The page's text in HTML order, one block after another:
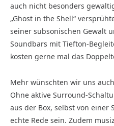
auch nicht besonders
„Ghost in the Shell“
seiner subsonischen Gewalt
Soundbars mit Tiefton-
kosten gerne mal das
Mehr wünschten wir uns
Ohne aktive Surround-
aus der Box, selbst von einer
echte Rede sein. Zudem